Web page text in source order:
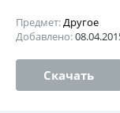
Предмет:Другое
Добавлено:
Скачать